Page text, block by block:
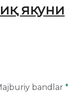
якуни
bandlar *